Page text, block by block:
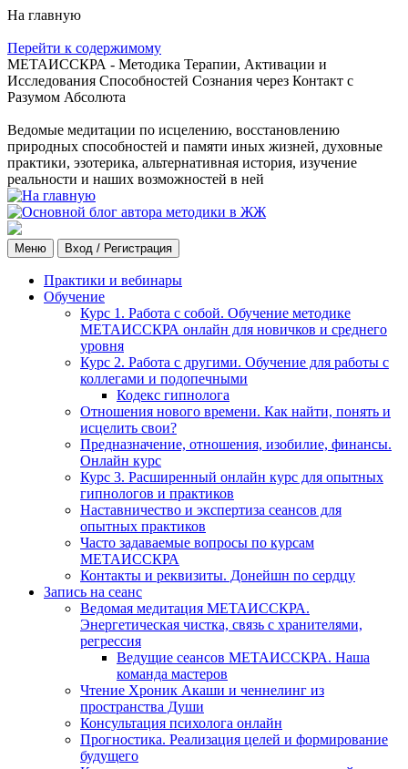
На главную
Перейти к содержимому
МЕТАИССКРА - Методика Терапии, Активации и
Исследования Способностей Сознания через Контакт с
Разумом Абсолюта
Ведомые медитации по исцелению, восстановлению
природных способностей и памяти иных жизней, духовные
практики, эзотерика, альтернативная история, изучение
реальности и наших возможностей в ней
Меню Вход / Регистрация
Практики и вебинары
Обучение
Курс 1. Работа с собой. Обучение методике
МЕТАИССКРА онлайн для новичков и среднего
уровня
Курс 2. Работа с другими. Обучение для работы с
коллегами и подопечными
Кодекс гипнолога
Отношения нового времени. Как найти, понять и
исцелить свои?
Предназначение, отношения, изобилие, финансы.
Онлайн курс
Курс 3. Расширенный онлайн курс для опытных
гипнологов и практиков
Наставничество и экспертиза сеансов для
опытных практиков
Часто задаваемые вопросы по курсам
МЕТАИССКРА
Контакты и реквизиты. Донейшн по сердцу
Запись на сеанс
Ведомая медитация МЕТАИССКРА.
Энергетическая чистка, связь с хранителями,
регрессия
Ведущие сеансов МЕТАИССКРА. Наша
команда мастеров
Чтение Хроник Акаши и ченнелинг из
пространства Души
Консультация психолога онлайн
Прогностика. Реализация целей и формирование
будущего